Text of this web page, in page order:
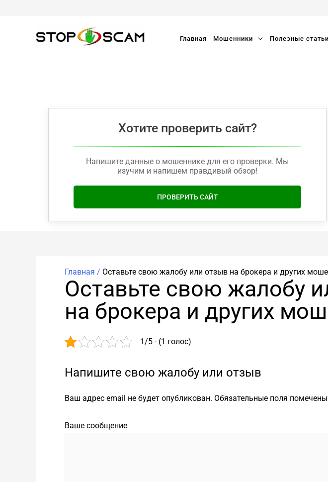
Главная Мошенники Полезные статьи
Хотите проверить сайт?
Напишите данные о мошеннике для его проверки. Мы
изучим и напишем правдивый обзор!
ПРОВЕРИТЬ САЙТ
Главная / Оставьте свою жалобу или отзыв на брокера и других
Оставьте свою жалобу
на брокера и других
1/5 - (1 голос)
Напишите свою жалобу или отзыв
Ваш адрес email не будет опубликован. Обязательные поля помечены
Ваше сообщение